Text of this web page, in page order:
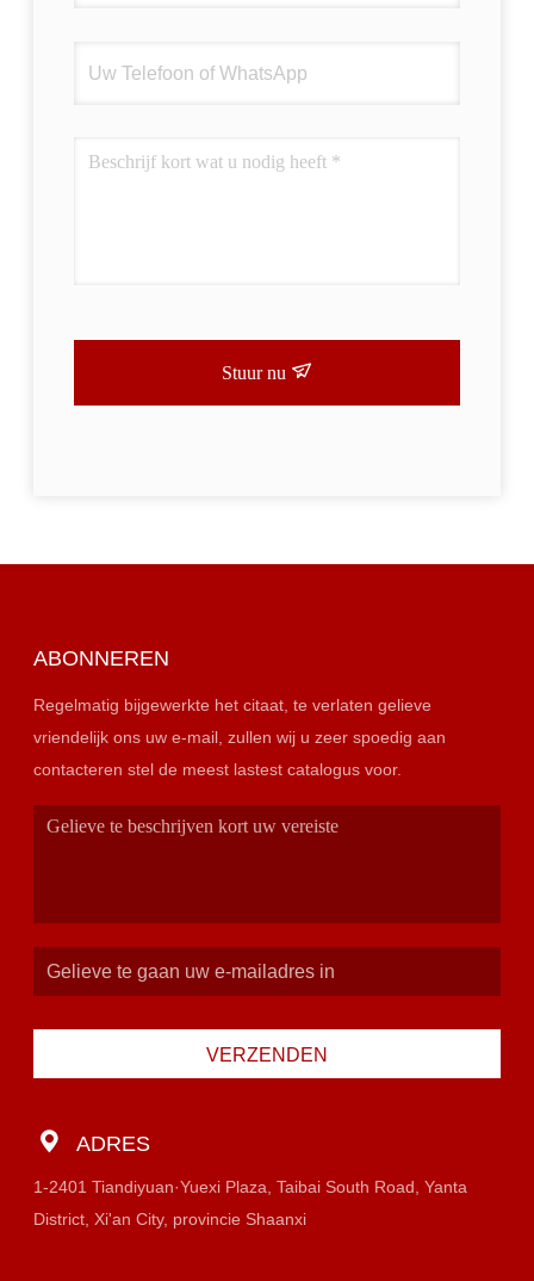
Stuur nu
ABONNEREN
Regelmatig bijgewerkte het citaat, te verlaten gelieve
vriendelijk ons uw e-mail, zullen wij u zeer spoedig aan
contacteren stel de meest lastest catalogus voor.
VERZENDEN
ADRES
1-2401 Tiandiyuan·Yuexi Plaza, Taibai South Road, Yanta
District, Xi'an City, provincie Shaanxi